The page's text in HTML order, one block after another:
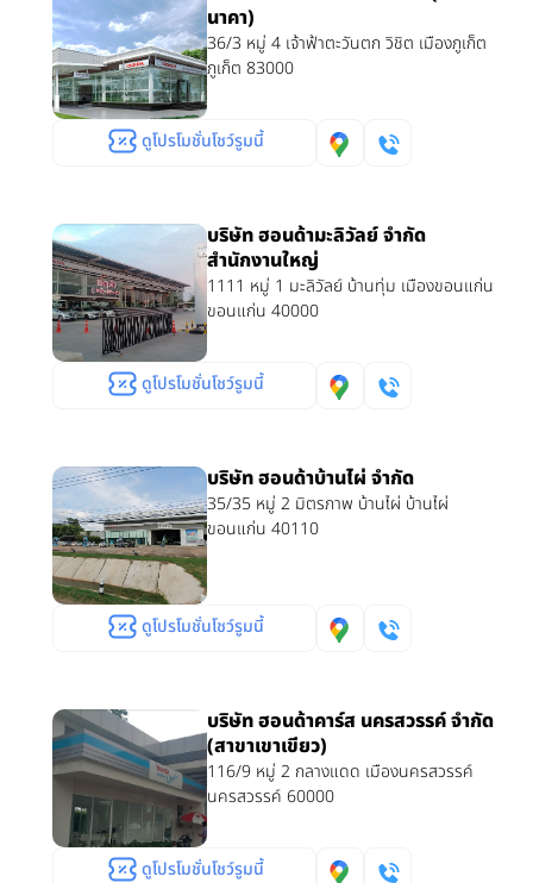
นาคา)
36/3 หมู่ 4 เจ้าฟ้าตะวันตก วิชิต เมืองภูเก็ต
ภูเก็ต 83000
ดูโปรโมชั่นโชว์รูมนี้
บริษัท ฮอนด้ามะลิวัลย์ จำกัด
สำนักงานใหญ่
1111 หมู่ 1 มะลิวัลย์ บ้านทุ่ม เมืองขอนแก่น
ขอนแก่น 40000
ดูโปรโมชั่นโชว์รูมนี้
บริษัท ฮอนด้าบ้านไผ่ จำกัด
35/35 หมู่ 2 มิตรภาพ บ้านไผ่ บ้านไผ่
ขอนแก่น 40110
ดูโปรโมชั่นโชว์รูมนี้
บริษัท ฮอนด้าคาร์ส นครสวรรค์ จำกัด
(สาขาเขาเขียว)
116/9 หมู่ 2 กลางแดด เมืองนครสวรรค์
นครสวรรค์ 60000
ดูโปรโมชั่นโชว์รูมนี้